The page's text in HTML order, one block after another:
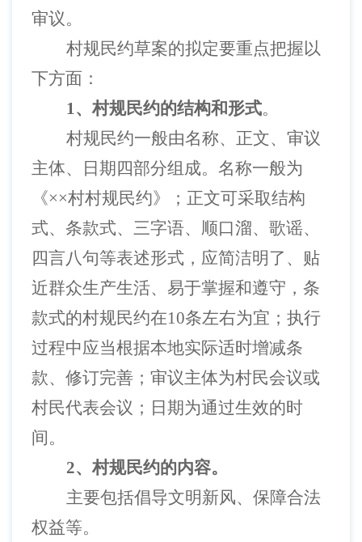
审议。
村规民约草案的拟定要重点把握以
下方面：
1、村规民约的结构和形式。
村规民约一般由名称、正文、审议
主体、日期四部分组成。名称一般为
《××村村规民约》；正文可采取结构
式、条款式、三字语、顺口溜、歌谣、
四言八句等表述形式，应简洁明了、贴
近群众生产生活、易于掌握和遵守，条
款式的村规民约在10条左右为宜；执行
过程中应当根据本地实际适时增减条
款、修订完善；审议主体为村民会议或
村民代表会议；日期为通过生效的时
间。
2、村规民约的内容。
主要包括倡导文明新风、保障合法
权益等。